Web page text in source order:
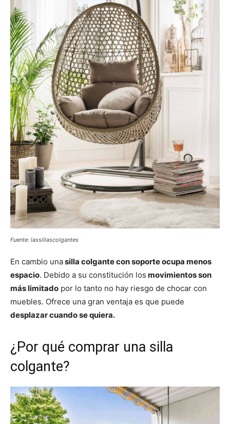
Fuente: lassillascolgantes
En cambio unasilla colgante con soporte ocupa menos
espacio. Debido a su constitución los movimientos son
más limitado por lo tanto no hay riesgo de chocar con
muebles. Ofrece una gran ventaja es que puede
desplazar cuando se quiera.
¿Por qué comprar una silla
colgante?